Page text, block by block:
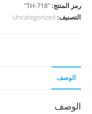
رمز المنتج:"TH-718"
التصنيف: Uncategorized
الوصف
الوصف